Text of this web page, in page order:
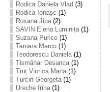
Rodica Daniela Vlad (3)
Rodica Ionașc (1)
Roxana Jipa(2)
SAVIN Elena Luminița(1)
Suzana Purice(1)
Tamara Marcu(1)
Teodorescu Daniela(1)
Tismănar Desanca(1)
Truț Viorica Maria(1)
Turcin Georgeta(1)
Ureche Irina(1)